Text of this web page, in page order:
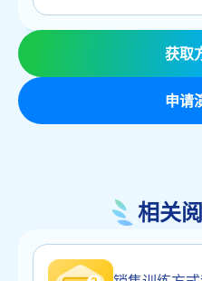
获取
申请
相关